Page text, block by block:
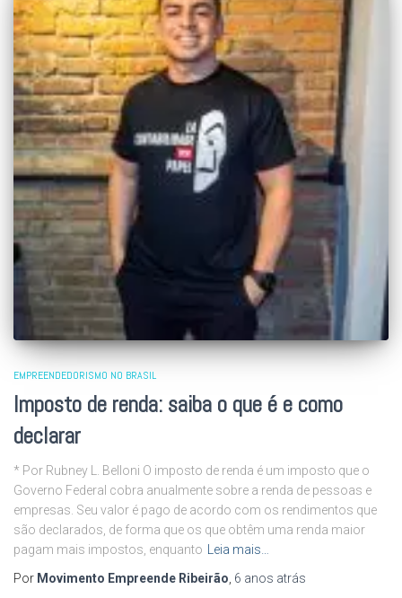
EMPREENDEDORISMO NO BRASIL
Imposto de renda: saiba o que é e como
declarar
* Por Rubney L. Belloni O imposto de renda é um imposto que o
Governo Federal cobra anualmente sobre a renda de pessoas e
empresas. Seu valor é pago de acordo com os rendimentos que
são declarados, de forma que os que obtêm uma renda maior
pagam mais impostos, enquanto
Leia mais…
Por Movimento Empreende Ribeirão 6 anos atrás